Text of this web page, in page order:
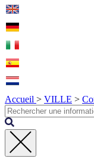
Accueil > VILLE >
Fermer